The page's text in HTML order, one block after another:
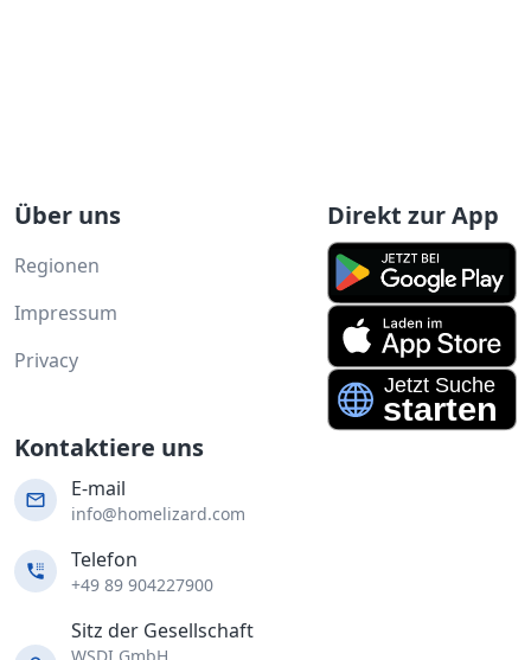
Über uns
Regionen
Impressum
Privacy
Direkt zur App
Kontaktiere uns
E-mail
info@homelizard.com
Telefon
+49 89 904227900
Sitz der Gesellschaft